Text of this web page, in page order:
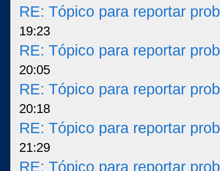
RE: Tópico para reportar
19:23
RE: Tópico para reportar
20:05
RE: Tópico para reportar
20:18
RE: Tópico para reportar
21:29
RE: Tópico para reportar